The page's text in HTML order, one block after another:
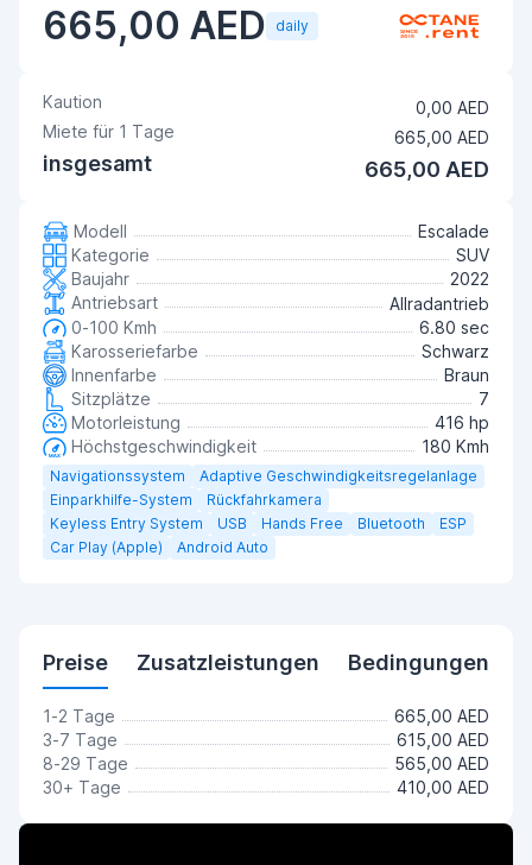
665,00 AED daily
Kaution
0,00 AED
Miete für 1 Tage 665,00 AED
insgesamt 665,00 AED
Modell
Escalade
Kategorie
SUV
Baujahr
2022
Antriebsart
Allradantrieb
0-100 Kmh
6.80 sec
Karosseriefarbe
Schwarz
Innenfarbe
Braun
Sitzplätze
7
Motorleistung
416 hp
Höchstgeschwindigkeit
180 Kmh
Navigationssystem
Adaptive Geschwindigkeitsregelanlage
Einparkhilfe-System
Rückfahrkamera
Keyless Entry System
USB Hands Free Bluetooth
ESP
Car Play (Apple)
Android Auto
Preise Zusatzleistungen Bedingungen
1-2 Tage
665,00 AED
3-7 Tage
615,00 AED
8-29 Tage
565,00 AED
30+ Tage
410,00 AED